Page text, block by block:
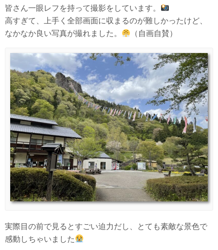
皆さん一眼レフを持って撮影をしています。
高すぎて、上手く全部画面に収まるのが難しかったけど、
なかなか良い写真が撮れました。
（自画自賛）
実際目の前で見るとすごい迫力だし、とても素敵な景色で
感動しちゃいました